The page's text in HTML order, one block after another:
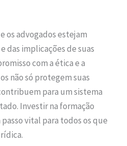
os advogados estejam
das implicações de suas
com a ética e a
não só protegem suas
para um sistema
Investir na formação
vital para todos os que